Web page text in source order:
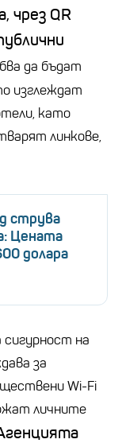
чрез QR
да бъдат
изглеждат
като
линкове,
струва
Цената
долара
на
за
Wi-Fi
личните